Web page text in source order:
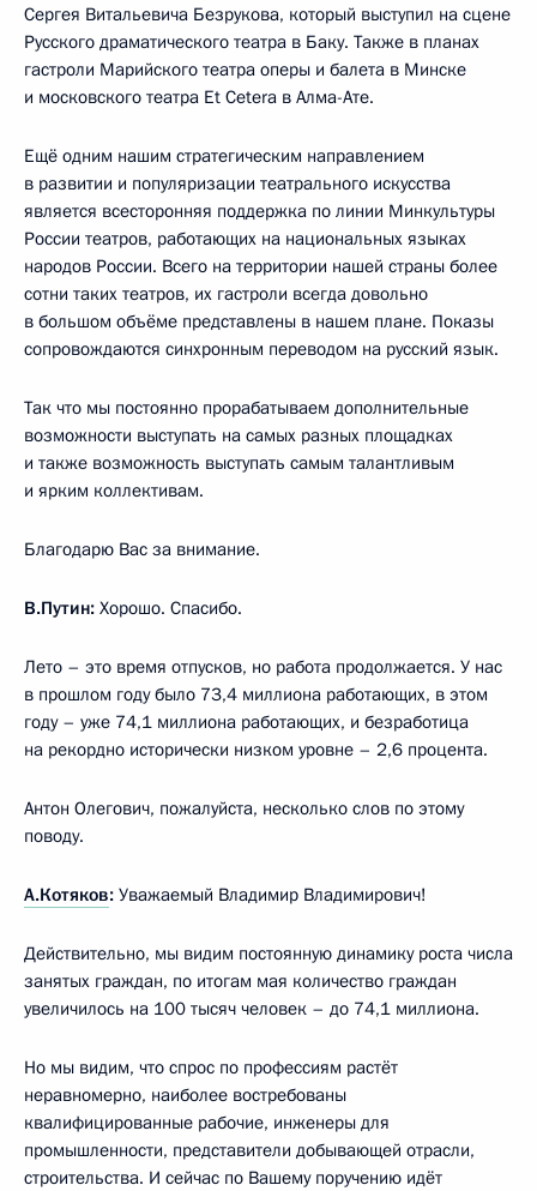
Сергея Витальевича Безрукова, который выступил на сцене
Русского драматического театра в Баку. Также в планах
гастроли Марийского театра оперы и балета в Минске
и московского театра Et Cetera в Алма-Ате.
Ещё одним нашим стратегическим направлением
в развитии и популяризации театрального искусства
является всесторонняя поддержка по линии Минкультуры
России театров, работающих на национальных языках
народов России. Всего на территории нашей страны более
сотни таких театров, их гастроли всегда довольно
в большом объёме представлены в нашем плане. Показы
сопровождаются синхронным переводом на русский язык.
Так что мы постоянно прорабатываем дополнительные
возможности выступать на самых разных площадках
и также возможность выступать самым талантливым
и ярким коллективам.
Благодарю Вас за внимание.
В.Путин: Хорошо. Спасибо.
Лето – это время отпусков, но работа продолжается. У нас
в прошлом году было 73,4 миллиона работающих, в этом
году – уже 74,1 миллиона работающих, и безработица
на рекордно исторически низком уровне – 2,6 процента.
Антон Олегович, пожалуйста, несколько слов по этому
поводу.
А.Котяков: Уважаемый Владимир Владимирович!
Действительно, мы видим постоянную динамику роста числа
занятых граждан, по итогам мая количество граждан
увеличилось на 100 тысяч человек – до 74,1 миллиона.
Но мы видим, что спрос по профессиям растёт
неравномерно, наиболее востребованы
квалифицированные рабочие, инженеры для
промышленности, представители добывающей отрасли,
строительства. И сейчас по Вашему поручению идёт